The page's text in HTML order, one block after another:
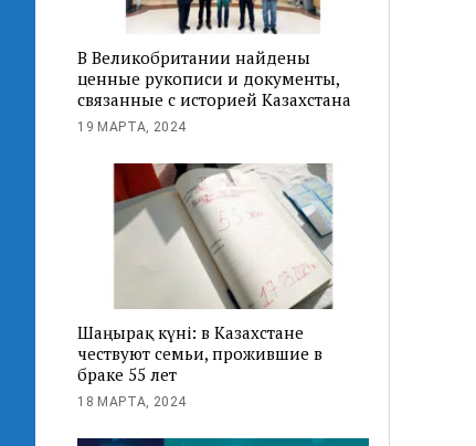
В Великобритании найдены
ценные рукописи и документы,
связанные с историей Казахстана
19 МАРТА, 2024
Шаңырақ күні: в Казахстане
чествуют семьи, прожившие в
браке 55 лет
18 МАРТА, 2024